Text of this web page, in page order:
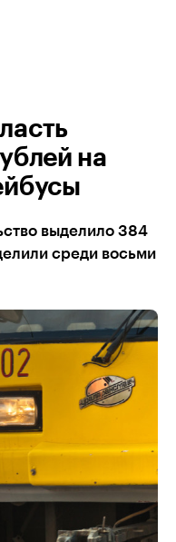
на
выделило 384
среди восьми